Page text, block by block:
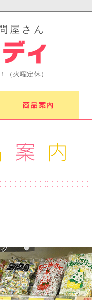
屋さん
火曜定休）